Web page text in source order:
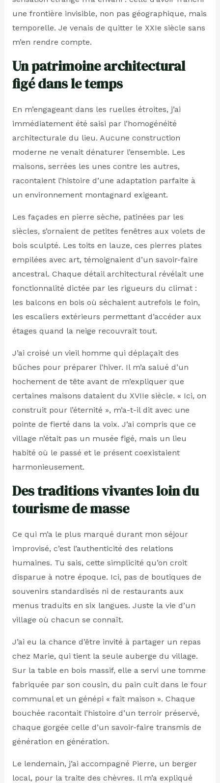
une frontière invisible, non pas géographique, mais
temporelle. Je venais de quitter le XXIe siècle sans
m’en rendre compte.
Un patrimoine architectural
figé dans le temps
En m’engageant dans les ruelles étroites, j’ai
immédiatement été saisi par l’homogénéité
architecturale du lieu. Aucune construction
moderne ne venait dénaturer l’ensemble. Les
maisons, serrées les unes contre les autres,
racontaient l’histoire d’une adaptation parfaite à
un environnement montagnard exigeant.
Les façades en pierre sèche, patinées par les
siècles, s’ornaient de petites fenêtres aux volets de
bois sculpté. Les toits en lauze, ces pierres plates
empilées avec art, témoignaient d’un savoir-faire
ancestral. Chaque détail architectural révélait une
fonctionnalité dictée par les rigueurs du climat :
les balcons en bois où séchaient autrefois le foin,
les escaliers extérieurs permettant d’accéder aux
étages quand la neige recouvrait tout.
J’ai croisé un vieil homme qui déplaçait des
bûches pour préparer l’hiver. Il m’a salué d’un
hochement de tête avant de m’expliquer que
certaines maisons dataient du XVIIe siècle. « Ici, on
construit pour l’éternité », m’a-t-il dit avec une
pointe de fierté dans la voix. J’ai compris que ce
village n’était pas un musée figé, mais un lieu
habité où le passé et le présent coexistaient
harmonieusement.
Des traditions vivantes loin du
tourisme de masse
Ce qui m’a le plus marqué durant mon séjour
improvisé, c’est l’authenticité des relations
humaines. Tu sais, cette simplicité qu’on croit
disparue à notre époque. Ici, pas de boutiques de
souvenirs standardisés ni de restaurants aux
menus traduits en six langues. Juste la vie d’un
village où chacun se connaît.
J’ai eu la chance d’être invité à partager un repas
chez Marie, qui tient la seule auberge du village.
Sur la table en bois massif, elle a servi une tomme
fabriquée par son cousin, du pain cuit dans le four
communal et un génépi « fait maison ». Chaque
bouchée racontait l’histoire d’un terroir préservé,
chaque gorgée celle d’un savoir-faire transmis de
génération en génération.
Le lendemain, j’ai accompagné Pierre, un berger
local, pour la traite des chèvres. Il m’a expliqué